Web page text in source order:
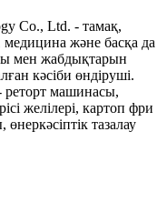
Co., Ltd. - тамақ,
медицина және басқа да
мен жабдықтарын
кәсіби өндіруші.
- реторт машинасы,
желілері, картоп фри
тазалау